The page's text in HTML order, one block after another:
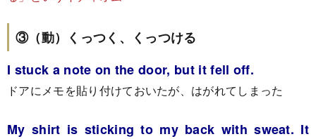
③（動）くっつく、くっつける
I stuck a note on the door, but it fell off.
ドアにメモを貼り付けておいたが、はがれてしまった
My shirt is sticking to my back with sweat. It